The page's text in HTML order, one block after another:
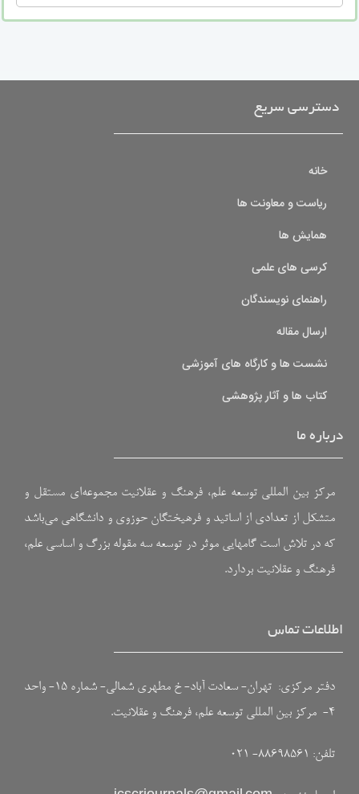
دسترسی سریع
خانه
ریاست و معاونت ها
همایش ها
کرسی های علمی
راهنمای نویسندگان
ارسال مقاله
نشست ها و کارگاه های آموزشی
کتاب ها و آثار پژوهشی
درباره ما
مرکز بین المللی توسعه علم، فرهنگ و عقلانیت مجموعه‌ای مستقل و
متشکل از تعدادی از اساتید و فرهیختگان حوزوی و دانشگاهی می‌باشد
که در تلاش است گامهایی موثر در توسعه سه مقوله بزرگ و اساسی علم،
فرهنگ و عقلانیت بردارد.
اطلاعات تماس
دفتر مرکزی: تهران- سعادت آباد- خ مطهری شمالی- شماره ۱۵- واحد
۴- مرکز بین المللی توسعه علم، فرهنگ و عقلانیت.
تلفن: ۸۸۶۹۸۵۶۱- ۰۲۱